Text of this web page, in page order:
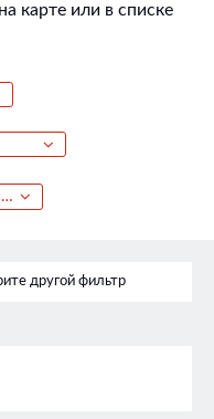
карте или в списке
Места для занятий спортом
другой фильтр